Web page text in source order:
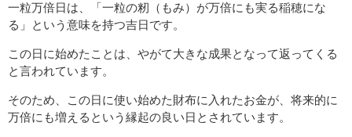
一粒万倍日は、「一粒の籾（もみ）が万倍にも実る稲穂にな
る」という意味を持つ吉日です。
この日に始めたことは、やがて大きな成果となって返ってくる
と言われています。
そのため、この日に使い始めた財布に入れたお金が、将来的に
万倍にも増えるという縁起の良い日とされています。